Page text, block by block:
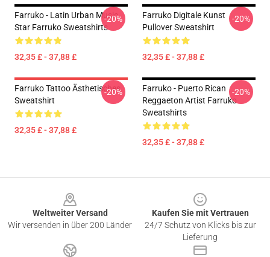
Farruko - Latin Urban Music
Star Farruko Sweatshirts
32,35 £ - 37,88 £
-20%
Farruko Digitale Kunst
Pullover Sweatshirt
32,35 £ - 37,88 £
-20%
Farruko Tattoo Ästhetisches
Sweatshirt
32,35 £ - 37,88 £
-20%
Farruko - Puerto Rican
Reggaeton Artist Farruko
Sweatshirts
32,35 £ - 37,88 £
-20%
Weltweiter Versand
Wir versenden in über 200 Länder
Kaufen Sie mit Vertrauen
24/7 Schutz von Klicks bis zur
Lieferung